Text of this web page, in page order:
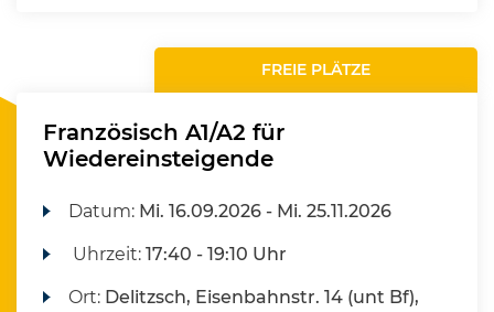
FREIE PLÄTZE
Französisch A1/A2 für
Wiedereinsteigende
Datum: Mi. 16.09.2026 - Mi. 25.11.2026
Uhrzeit:17:40 - 19:10 Uhr
Ort: Delitzsch, Eisenbahnstr. 14 (unt Bf),